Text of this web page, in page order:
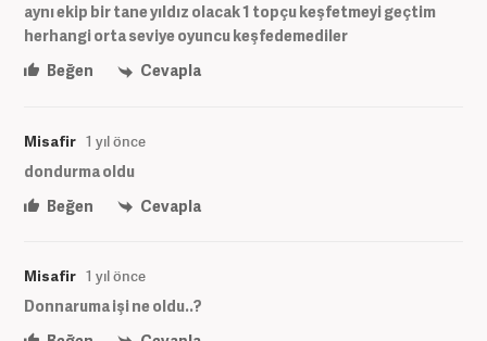
aynı ekip bir tane yıldız olacak 1 topçu keşfetmeyi geçtim
herhangi orta seviye oyuncu keşfedemediler
Beğen
Cevapla
Misafir 1 yıl önce
dondurma oldu
Beğen
Cevapla
Misafir 1 yıl önce
Donnaruma işi ne oldu..?